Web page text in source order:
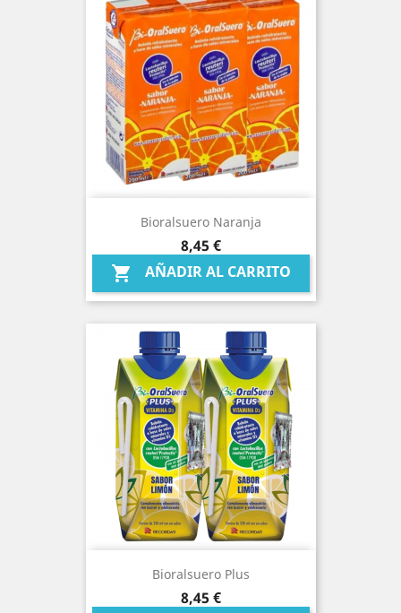
Bioralsuero Naranja
Precio
8,45 €
 AÑADIR AL CARRITO
Bioralsuero Plus
Precio
8,45 €